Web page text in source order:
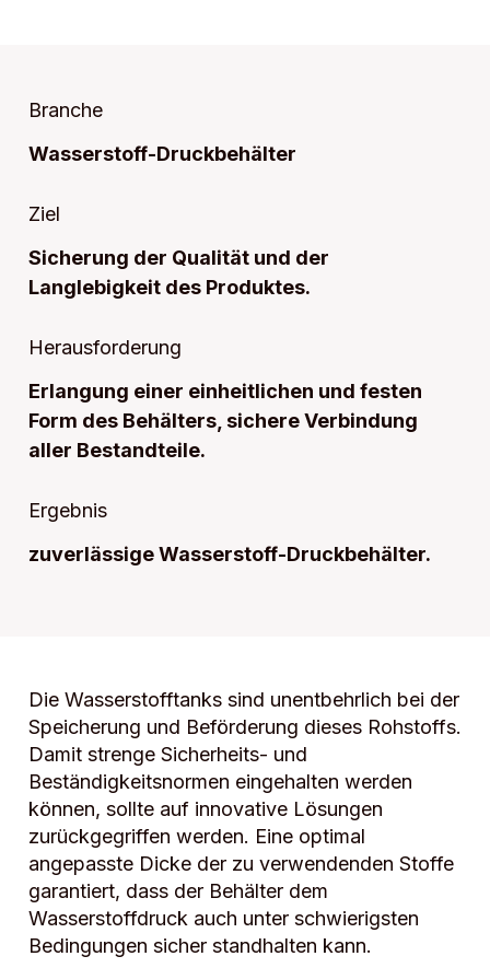
Branche
Wasserstoff-Druckbehälter
Ziel
Sicherung der Qualität und der
Langlebigkeit des Produktes.
Herausforderung
Erlangung einer einheitlichen und festen
Form des Behälters, sichere Verbindung
aller Bestandteile.
Ergebnis
zuverlässige Wasserstoff-Druckbehälter.
Die Wasserstofftanks sind unentbehrlich bei der
Speicherung und Beförderung dieses Rohstoffs.
Damit strenge Sicherheits- und
Beständigkeitsnormen eingehalten werden
können, sollte auf innovative Lösungen
zurückgegriffen werden. Eine optimal
angepasste Dicke der zu verwendenden Stoffe
garantiert, dass der Behälter dem
Wasserstoffdruck auch unter schwierigsten
Bedingungen sicher standhalten kann.